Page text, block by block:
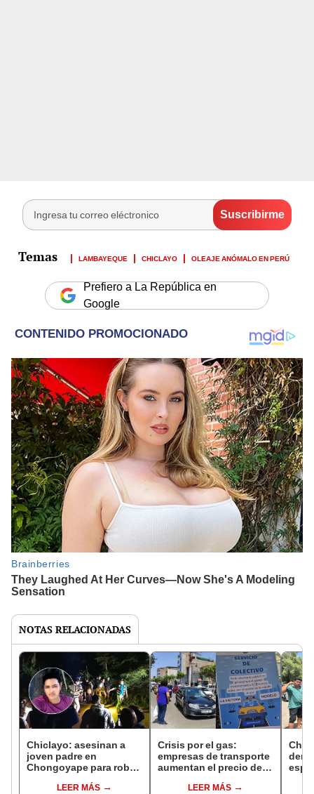
LAMBAYEQUE CHICLAYO OLEAJE ANÓMALO EN PERÚ
Prefiero a La República en
Google
NOTAS RELACIONADAS
Chiclayo: asesinan a
joven padre en
Chongoyape para robar
LEER MÁS
Crisis por el gas:
empresas de transporte
aumentan el precio de
LEER MÁS